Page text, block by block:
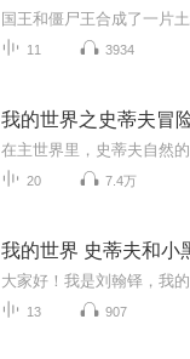
11 3934
我的世界之史蒂夫冒
20 7.4万
我的世界 史蒂夫和小
大家好！我是刘翰铎，我
13 907